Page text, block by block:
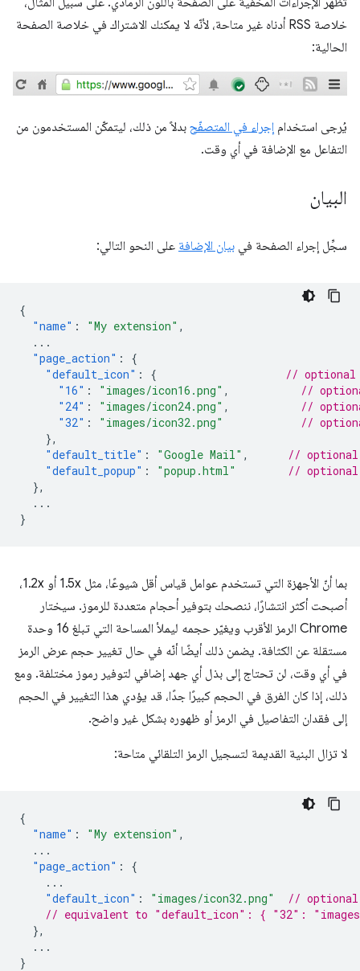
خلاصة RSS أدناه غير متاحة، لأنّه لا يمكنك الاشتراك في خلاصة الصفحة
الحالية:
يُرجى استخدام إجراء في المتصفّح بدلاً من ذلك، ليتمكّن المستخدمون من
التفاعل مع الإضافة في أي وقت.
البيان
سجِّل إجراء الصفحة في بيان الإضافة على النحو التالي:
{
"name" : "My extension" ,
...
"page_action" :
{
"default_icon" : {
// optional
"16" : "images/icon16.png" ,
//
"24" : "images/icon24.png" ,
//
"32" : "images/icon32.png"
//
},
"default_title" : "Google Mail" ,
//
"default_popup" : "popup.html"
// optional
},
...
}
بما أنّ الأجهزة التي تستخدم عوامل قياس أقل شيوعًا، مثل 1.5x أو 1.2x،
أصبحت أكثر انتشارًا، ننصحك بتوفير أحجام متعددة للرموز. سيختار
Chrome الرمز الأقرب ويغيّر حجمه ليملأ المساحة التي تبلغ 16 وحدة
مستقلة عن الكثافة. يضمن ذلك أيضًا أنّه في حال تغيير حجم عرض الرمز
في أي وقت، لن تحتاج إلى بذل أي جهد إضافي لتوفير رموز مختلفة. ومع
ذلك، إذا كان الفرق في الحجم كبيرًا جدًا، قد يؤدي هذا التغيير في الحجم
إلى فقدان التفاصيل في الرمز أو ظهوره بشكل غير واضح.
لا تزال البنية القديمة لتسجيل الرمز التلقائي متاحة:
{
"name" : "My extension" ,
...
"page_action" :
{
...
"default_icon" : "images/icon32.png"
// optional
// equivalent to "default_icon": { "32":
},
...
}